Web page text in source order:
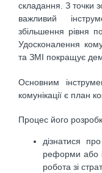
складання. З точки
важливий
збільшення рівня
Удосконалення
та ЗМІ покращує
Основним
комунікації є план
Процес його
дізнатися
реформи або
робота зі